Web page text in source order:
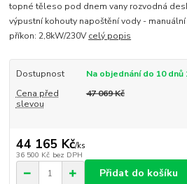
topné těleso pod dnem vany rozvodná
výpustní kohouty napoštění vody - manuální
příkon: 2,8kW/230Vcelý popis
Dostupnost
Na objednání do 10 dnů
Cena před
slevou
47 069 Kč
44 165 Kč/ks
36 500 Kč bez DPH
Přidat do košíku